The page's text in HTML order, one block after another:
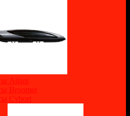
Atlant
Broomer
Cybort